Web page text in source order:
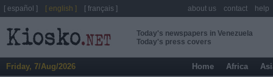
Today's newspapers in Venezuela
Today's press covers
Friday, 7/Aug/2026 Home Africa
[ español ] [ english ] [ français ] about us contact help